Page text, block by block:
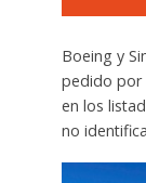
Boeing y
pedido por
en los
no